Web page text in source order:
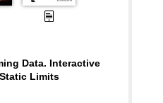
Data. Interactive
Limits